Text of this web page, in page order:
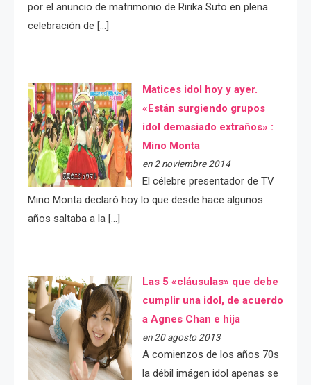
por el anuncio de matrimonio de Ririka Suto en plena
celebración de […]
Matices idol hoy y ayer.
«Están surgiendo grupos
idol demasiado extraños» :
Mino Monta
en 2 noviembre 2014
El célebre presentador de TV
Mino Monta declaró hoy lo que desde hace algunos
años saltaba a la […]
Las 5 «cláusulas» que debe
cumplir una idol, de acuerdo
a Agnes Chan e hija
en 20 agosto 2013
A comienzos de los años 70s
la débil imágen idol apenas se